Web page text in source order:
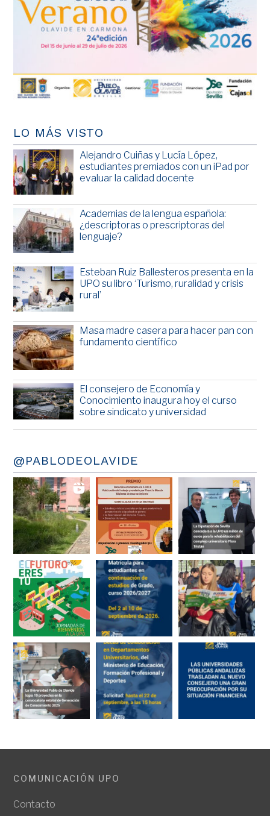
LO MÁS VISTO
Alejandro Cuiñas y Lucía López,
estudiantes premiados con un iPad por
evaluar la calidad docente
Academias de la lengua española:
¿descriptoras o prescriptoras del
lenguaje?
Esteban Ruiz Ballesteros presenta en la
UPO su libro ‘Turismo, ruralidad y crisis
rural’
Masa madre casera para hacer pan con
fundamento científico
El consejero de Economía y
Conocimiento inaugura hoy el curso
sobre sindicato y universidad
@PABLODEOLAVIDE
COMUNICACIÓN UPO
Contacto